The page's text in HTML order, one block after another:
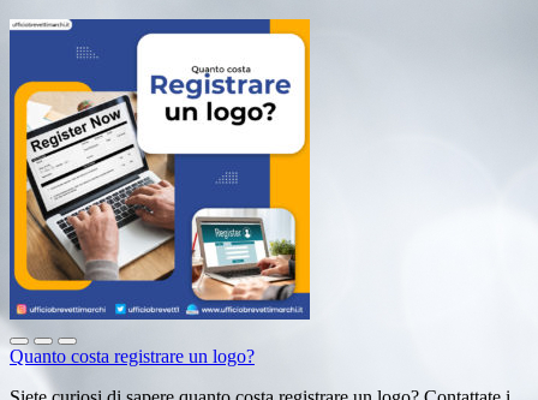
Quanto costa registrare un logo?